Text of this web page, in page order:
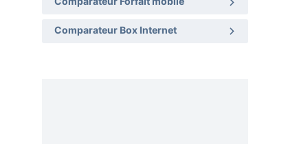
Comparateur Forfait mobile
Comparateur Box Internet